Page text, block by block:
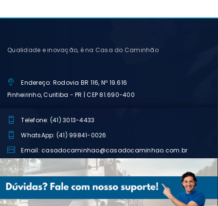
Qualidade e inovação, é na Casa do Caminhão
Endereço: Rodovia BR 116, Nº 19.616
Pinheirinho, Curitiba - PR | CEP 81.690-400
Telefone: (41) 3013-4433
WhatsApp: (41) 99841-0026
Email: casadocaminhao@casadocaminhao.com.br